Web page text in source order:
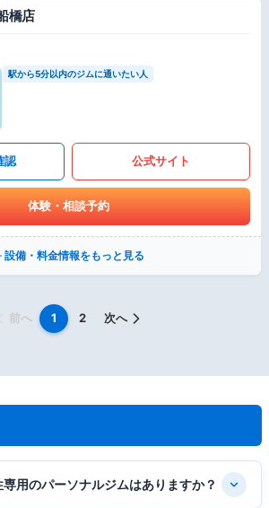
橋店
駅から5分以内のジムに通いたい人
認 公式サイト
体験・相談予約
設備・料金情報をもっと見る
前へ 1 2 次へ
用のパーソナルジムはありますか？